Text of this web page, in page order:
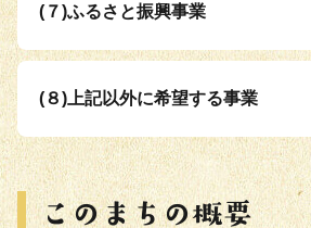
(７)ふるさと振興事業
(８)上記以外に希望する事業